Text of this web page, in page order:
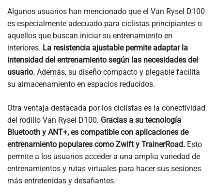
Algunos usuarios han mencionado que el Van Rysel D100
es especialmente adecuado para ciclistas principiantes o
aquellos que buscan iniciar su entrenamiento en
interiores. La resistencia ajustable permite adaptar la
intensidad del entrenamiento según las necesidades del
usuario. Además, su diseño compacto y plegable facilita
su almacenamiento en espacios reducidos.
Otra ventaja destacada por los ciclistas es la conectividad
del rodillo Van Rysel D100. Gracias a su tecnología
Bluetooth y ANT+, es compatible con aplicaciones de
entrenamiento populares como Zwift y TrainerRoad. Esto
permite a los usuarios acceder a una amplia variedad de
entrenamientos y rutas virtuales para hacer sus sesiones
más entretenidas y desafiantes.